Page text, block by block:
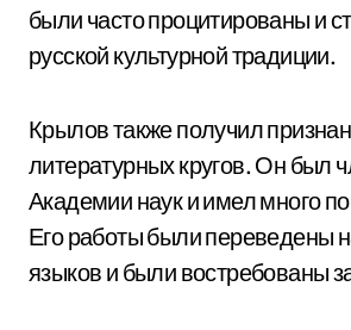
были часто процитированы и
русской культурной традиции.
Крылов также получил
литературных кругов. Он был
Академии наук и имел много
Его работы были переведены
языков и были востребованы